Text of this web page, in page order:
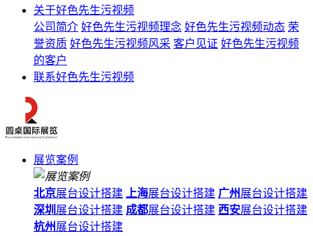
关于好色先生污视频
公司简介 好色先生污视频理念 好色先生污视频动态 荣
誉资质 好色先生污视频风采 客户见证 好色先生污视频
的客户
联系好色先生污视频
展览案例
北京展台设计搭建 上海展台设计搭建 广州展台设计搭建
深圳 展台设计搭建 成都展台设计搭建 西安展台设计搭建
杭州展台设计搭建